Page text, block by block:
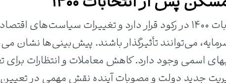
بازار مسکن پس از انتخابات ۱۴۰۰ در رکود قرار دارد و تغییرات
می‌توانند تأثیرگذار باشند. پیش‌بینی‌ها نشان
اسمی وجود دارد. کاهش معاملات و انتظارات برای
جدید دولت و مصوبات آینده نقش مهمی در تعیین